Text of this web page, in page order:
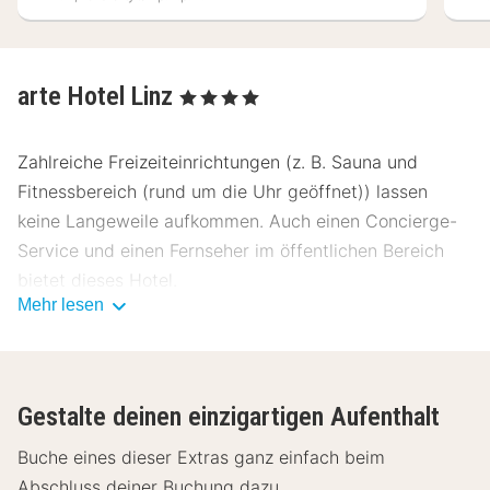
arte Hotel Linz , 4 Sterne
Zahlreiche Freizeiteinrichtungen (z. B. Sauna und
Fitnessbereich (rund um die Uhr geöffnet)) lassen
keine Langeweile aufkommen. Auch einen Concierge-
Service und einen Fernseher im öffentlichen Bereich
bietet dieses Hotel.
Frühstücksbuffet angeboten.
Zum Angebot gehören ein kostenloser Internetzugang
Mehr lesen
Gestalte deinen einzigartigen Aufenthalt
Buche eines dieser Extras ganz einfach beim